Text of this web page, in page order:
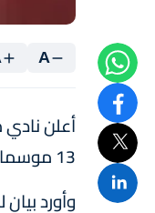
A
أعلن نادي
13 موسما قضاها مع ريال مدريد الإسباني.